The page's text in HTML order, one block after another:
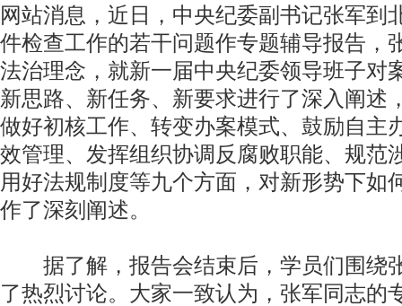
网站消息，近日，中央纪委副书记张军到
件检查工作的若干问题作专题辅导报告，
法治理念，就新一届中央纪委领导班子对
新思路、新任务、新要求进行了深入阐述
做好初核工作、转变办案模式、鼓励自主
效管理、发挥组织协调反腐败职能、规范
用好法规制度等九个方面，对新形势下如
作了深刻阐述。
据了解，报告会结束后，学员们围绕
了热烈讨论。大家一致认为，张军同志的